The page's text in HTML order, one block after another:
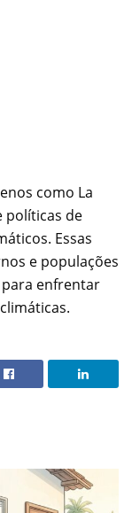
como La
políticas de
Essas
e populações
enfrentar